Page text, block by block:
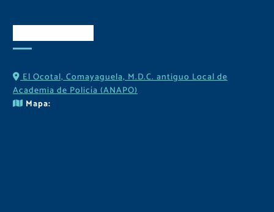
El Ocotal, Comayaguela, M.D.C. antiguo Local de
Academia de Policía (ANAPO)
Mapa: